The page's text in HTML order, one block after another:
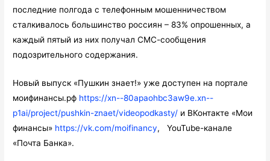
последние полгода с телефонным мошенничеством
сталкивалось большинство россиян – 83% опрошенных, а
каждый пятый из них получал СМС-сообщения
подозрительного содержания.
Новый выпуск «Пушкин знает!» уже доступен на портале
моифинансы.рф https://xn--80apaohbc3aw9e.xn--
p1ai/project/pushkin-znaet/videopodkasty/ и ВКонтакте «Мои
финансы» https://vk.com/moifinancy, YouTube-канале
«Почта Банка».